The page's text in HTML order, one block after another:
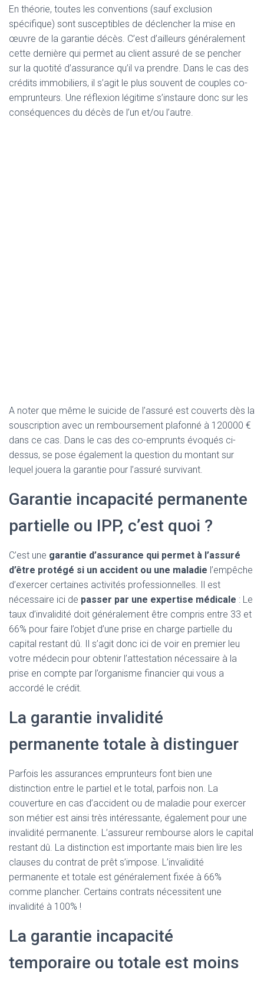
En théorie, toutes les conventions (sauf exclusion
spécifique) sont susceptibles de déclencher la mise en
œuvre de la garantie décès. C’est d’ailleurs généralement
cette dernière qui permet au client assuré de se pencher
sur la quotité d’assurance qu’il va prendre. Dans le cas des
crédits immobiliers, il s’agit le plus souvent de couples co-
emprunteurs. Une réflexion légitime s’instaure donc sur les
conséquences du décès de l’un et/ou l’autre.
A noter que même le suicide de l’assuré est couverts dès la
souscription avec un remboursement plafonné à 120000 €
dans ce cas. Dans le cas des co-emprunts évoqués ci-
dessus, se pose également la question du montant sur
lequel jouera la garantie pour l’assuré survivant.
Garantie incapacité permanente
partielle ou IPP, c’est quoi ?
C’est une garantie d’assurance qui permet à l’assuré
d’être protégé si un accident ou une maladie l’empêche
d’exercer certaines activités professionnelles. Il est
nécessaire ici de passer par une expertise médicale : Le
taux d’invalidité doit généralement être compris entre 33 et
66% pour faire l’objet d’une prise en charge partielle du
capital restant dû. Il s’agit donc ici de voir en premier leu
votre médecin pour obtenir l’attestation nécessaire à la
prise en compte par l’organisme financier qui vous a
accordé le crédit.
La garantie invalidité
permanente totale à distinguer
Parfois les assurances emprunteurs font bien une
distinction entre le partiel et le total, parfois non. La
couverture en cas d’accident ou de maladie pour exercer
son métier est ainsi très intéressante, également pour une
invalidité permanente. L’assureur rembourse alors le capital
restant dû. La distinction est importante mais bien lire les
clauses du contrat de prêt s’impose. L’invalidité
permanente et totale est généralement fixée à 66%
comme plancher. Certains contrats nécessitent une
invalidité à 100% !
La garantie incapacité
temporaire ou totale est moins